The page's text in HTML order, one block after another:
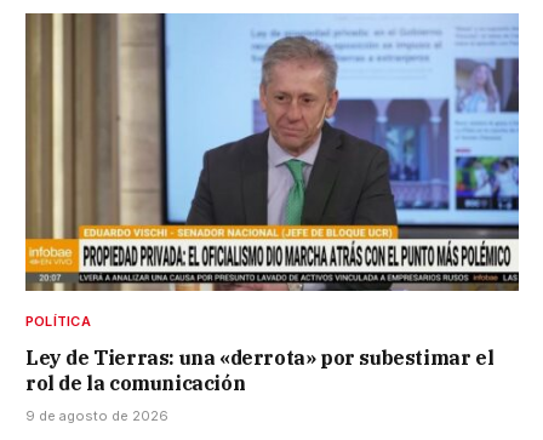
POLÍTICA
Ley de Tierras: una «derrota» por subestimar el
rol de la comunicación
9 de agosto de 2026